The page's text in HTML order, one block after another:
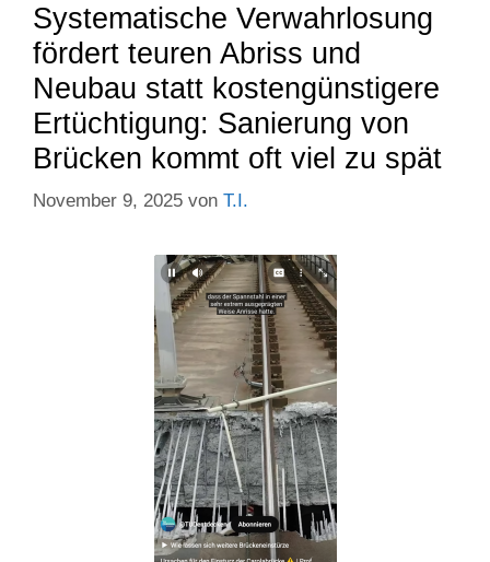
Systematische Verwahrlosung
fördert teuren Abriss und
Neubau statt kostengünstigere
Ertüchtigung: Sanierung von
Brücken kommt oft viel zu spät
November 9, 2025 von T.I.